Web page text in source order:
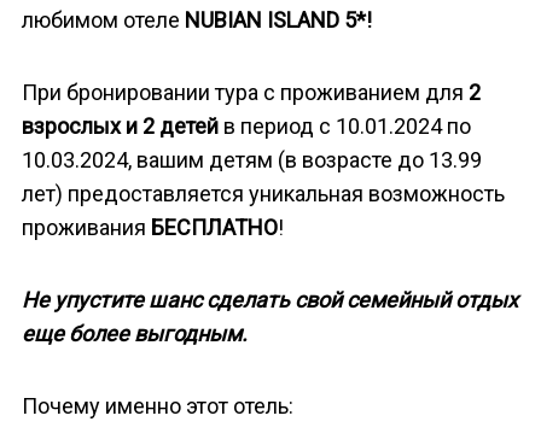
любимом отеле NUBIAN ISLAND 5*!
При бронировании тура с проживанием для 2
взрослых и 2 детей в период с 10.01.2024 по
10.03.2024, вашим детям (в возрасте до 13.99
лет) предоставляется уникальная возможность
проживания БЕСПЛАТНО!
Не упустите шанс сделать свой семейный отдых
еще более выгодным.
Почему именно этот отель: